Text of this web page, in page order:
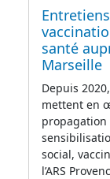
santé
Marseille
Depuis
mettent en
propagation
social,
l’ARS